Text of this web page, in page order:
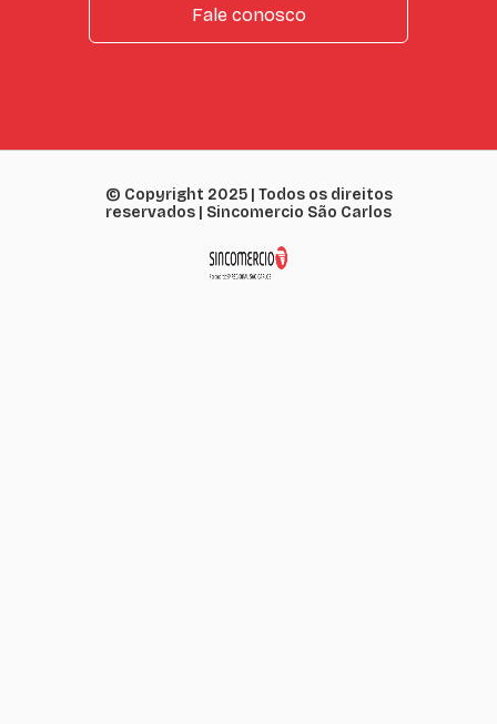
Fale conosco
© Copyright 2025 | Todos os direitos
reservados | Sincomercio São Carlos